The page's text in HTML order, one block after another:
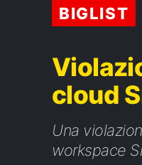
BIGLIST
cloud
Una
workspace